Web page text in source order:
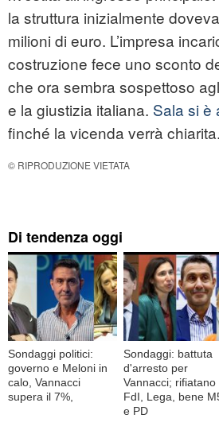
la struttura inizialmente
milioni di euro. L’impresa
costruzione fece uno sconto
che ora sembra sospettoso
e la giustizia italiana. Sala si è
finché la vicenda verrà chiarita.
© RIPRODUZIONE VIETATA
Di tendenza oggi
Sondaggi politici:
governo e Meloni in
calo, Vannacci
supera il 7%,
Sondaggi: battuta
d'arresto per
Vannacci; rifiatano
FdI, Lega, bene
e PD